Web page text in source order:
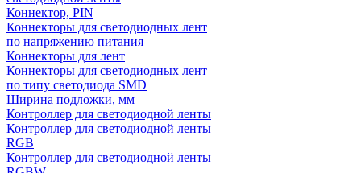
Коннектор, PIN
Коннекторы для светодиодных лент
по напряжению питания
Коннекторы для лент
Коннекторы для светодиодных лент
по типу светодиода SMD
Ширина подложки, мм
Контроллер для светодиодной ленты
Контроллер для светодиодной ленты
RGB
Контроллер для светодиодной ленты